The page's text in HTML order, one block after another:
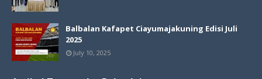
Balbalan Kafapet Ciayumajakuning Edisi Juli
2025
July 10, 2025